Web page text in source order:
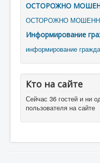
ОСТОРОЖНО
ОСТОРОЖНО
Информирование
информирование
Кто на сайте
Сейчас 36 гостей и ни
пользователя на сайте